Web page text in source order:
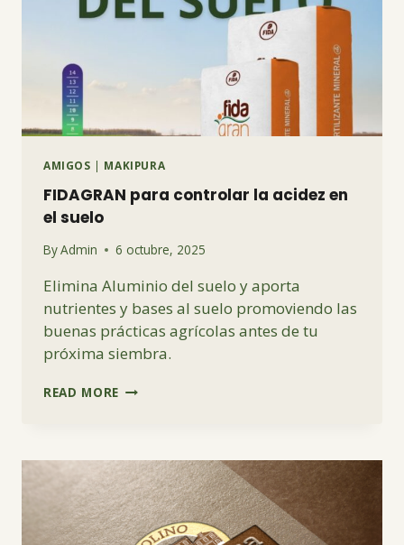
AMIGOS | MAKIPURA
FIDAGRAN para controlar la acidez en
el suelo
ByAdmin 6 octubre, 2025
Elimina Aluminio del suelo y aporta
nutrientes y bases al suelo promoviendo las
buenas prácticas agrícolas antes de tu
próxima siembra.
READ MORE FIDAGRAN
ACIDEZ
EN
EL
SUELO